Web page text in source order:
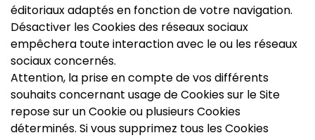
éditoriaux adaptés en fonction de votre navigation.
Désactiver les Cookies des réseaux sociaux
empêchera toute interaction avec le ou les réseaux
sociaux concernés.
Attention, la prise en compte de vos différents
souhaits concernant usage de Cookies sur le Site
repose sur un Cookie ou plusieurs Cookies
déterminés. Si vous supprimez tous les Cookies